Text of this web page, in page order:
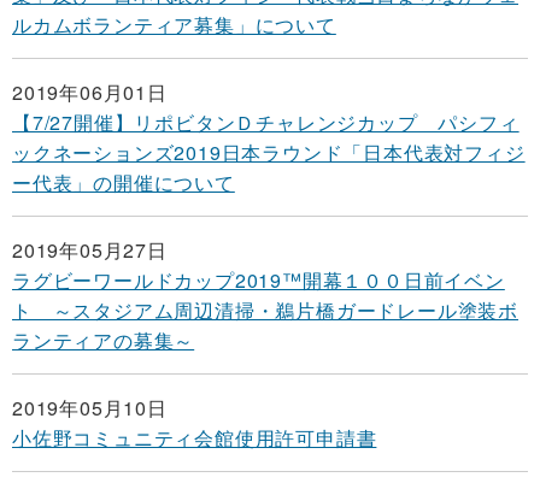
ルカムボランティア募集」について
2019年06月01日
【7/27開催】リポビタンＤチャレンジカップ パシフィ
ックネーションズ2019日本ラウンド「日本代表対フィジ
ー代表」の開催について
2019年05月27日
ラグビーワールドカップ2019™開幕１００日前イベン
ト ～スタジアム周辺清掃・鵜片橋ガードレール塗装ボ
ランティアの募集～
2019年05月10日
小佐野コミュニティ会館使用許可申請書